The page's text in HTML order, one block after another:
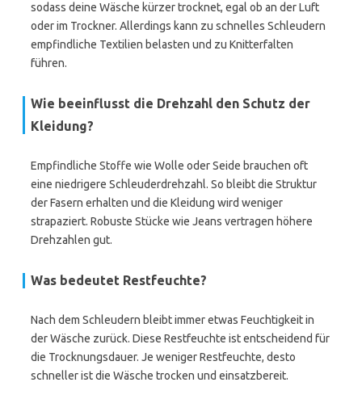
sodass deine Wäsche kürzer trocknet, egal ob an der Luft
oder im Trockner. Allerdings kann zu schnelles Schleudern
empfindliche Textilien belasten und zu Knitterfalten
führen.
Wie beeinflusst die Drehzahl den Schutz der
Kleidung?
Empfindliche Stoffe wie Wolle oder Seide brauchen oft
eine niedrigere Schleuderdrehzahl. So bleibt die Struktur
der Fasern erhalten und die Kleidung wird weniger
strapaziert. Robuste Stücke wie Jeans vertragen höhere
Drehzahlen gut.
Was bedeutet Restfeuchte?
Nach dem Schleudern bleibt immer etwas Feuchtigkeit in
der Wäsche zurück. Diese Restfeuchte ist entscheidend für
die Trocknungsdauer. Je weniger Restfeuchte, desto
schneller ist die Wäsche trocken und einsatzbereit.